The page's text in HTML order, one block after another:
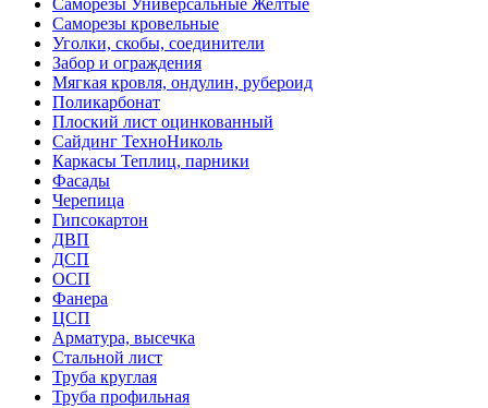
Саморезы Универсальные Желтые
Саморезы кровельные
Уголки, скобы, соединители
Забор и ограждения
Мягкая кровля, ондулин, рубероид
Поликарбонат
Плоский лист оцинкованный
Сайдинг ТехноНиколь
Каркасы Теплиц, парники
Фасады
Черепица
Гипсокартон
ДВП
ДСП
ОСП
Фанера
ЦСП
Арматура, высечка
Стальной лист
Труба круглая
Труба профильная